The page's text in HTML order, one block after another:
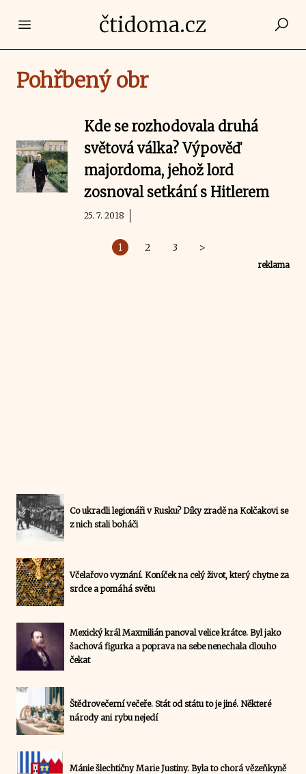
Open main menučtidoma.cz
Pohřbený obr
Kde se rozhodovala druhá
světová válka? Výpověď
majordoma, jehož lord
zosnoval setkání s Hitlerem
25. 7. 2018
1 2 3 >
reklama
Co ukradli legionáři v Rusku? Díky zradě na Kolčakovi se
z nich stali boháči
Včelařovo vyznání. Koníček na celý život, který chytne za
srdce a pomáhá světu
Mexický král Maxmilián panoval velice krátce. Byl jako
šachová figurka a poprava na sebe nenechala dlouho
čekat
Štědrovečerní večeře. Stát od státu to je jiné. Některé
národy ani rybu nejedí
Mánie šlechtičny Marie Justiny. Byla to chorá vězeňkyně